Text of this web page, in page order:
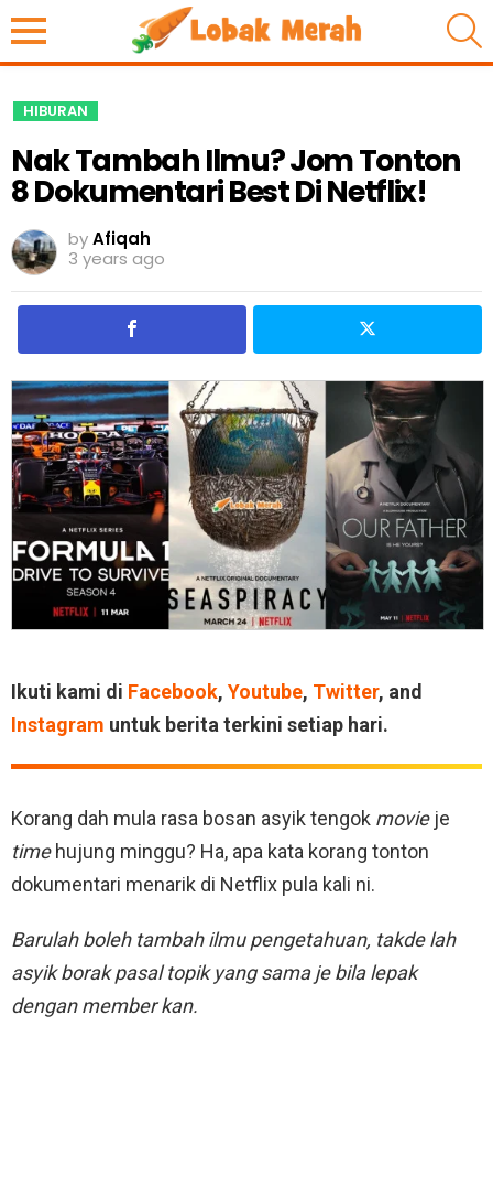
HIBURAN
Nak Tambah Ilmu? Jom Tonton
8 Dokumentari Best Di Netflix!
byAfiqah
3 years ago
Ikuti kami di Facebook, Youtube, Twitter, and
Instagram untuk berita terkini setiap hari.
Korang dah mula rasa bosan asyik tengok movieje
timehujung minggu? Ha, apa kata korang tonton
dokumentari menarik di Netflix pula kali ni.
Barulah boleh tambah ilmu pengetahuan, takde lah
asyik borak pasal topik yang sama je bila lepak
dengan member kan.